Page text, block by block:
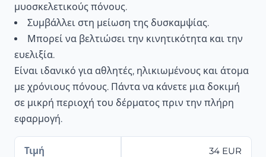
μυοσκελετικούς πόνους.
Συμβάλλει στη μείωση της δυσκαμψίας.
Μπορεί να βελτιώσει την κινητικότητα και την
ευελιξία.
Είναι ιδανικό για αθλητές, ηλικιωμένους και άτομα
με χρόνιους πόνους. Πάντα να κάνετε μια δοκιμή
σε μικρή περιοχή του δέρματος πριν την πλήρη
εφαρμογή.
Τιμή 34 EUR